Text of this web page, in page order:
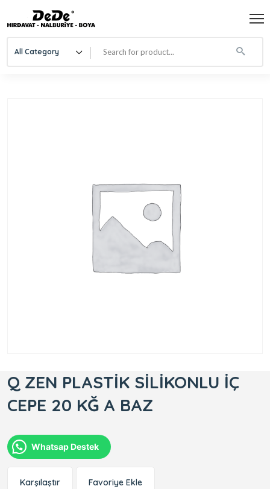
All Category
Q ZEN PLASTİK SİLİKONLU İÇ
CEPE 20 KĞ A BAZ
Whatsap Destek
Karşılaştır Favoriye Ekle